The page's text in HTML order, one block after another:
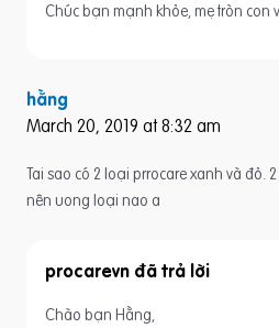
Chúc bạn mạnh khỏe, mẹ tròn con
hằng
March 20, 2019 at 8:32 am
Tai sao có 2 loại prrocare xanh và đỏ.
nên uong loại nao a
procarevn
Chào bạn Hằng,